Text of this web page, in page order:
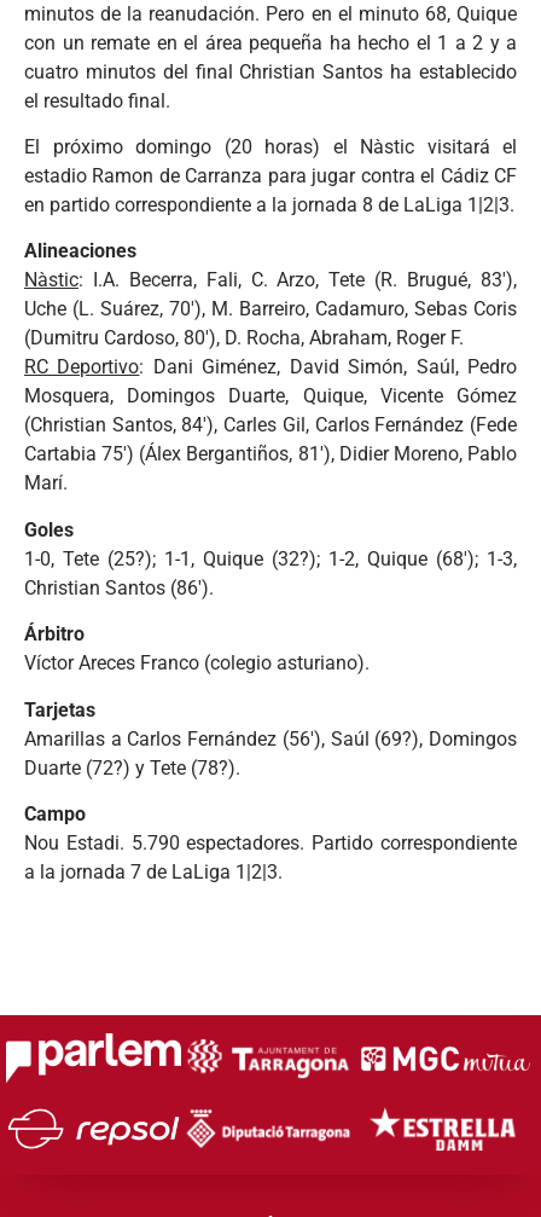
minutos de la reanudación. Pero en el minuto 68, Quique
con un remate en el área pequeña ha hecho el 1 a 2 y a
cuatro minutos del final Christian Santos ha establecido
el resultado final.
El próximo domingo (20 horas) el Nàstic visitará el
estadio Ramon de Carranza para jugar contra el Cádiz CF
en partido correspondiente a la jornada 8 de LaLiga 1|2|3.
Alineaciones
Nàstic: I.A. Becerra, Fali, C. Arzo, Tete (R. Brugué, 83′),
Uche (L. Suárez, 70′), M. Barreiro, Cadamuro, Sebas Coris
(Dumitru Cardoso, 80′), D. Rocha, Abraham, Roger F.
RC Deportivo: Dani Giménez, David Simón, Saúl, Pedro
Mosquera, Domingos Duarte, Quique, Vicente Gómez
(Christian Santos, 84′), Carles Gil, Carlos Fernández (Fede
Cartabia 75′) (Álex Bergantiños, 81′), Didier Moreno, Pablo
Marí.
Goles
1-0, Tete (25?); 1-1, Quique (32?); 1-2, Quique (68′); 1-3,
Christian Santos (86′).
Árbitro
Víctor Areces Franco (colegio asturiano).
Tarjetas
Amarillas a Carlos Fernández (56′), Saúl (69?), Domingos
Duarte (72?) y Tete (78?).
Campo
Nou Estadi. 5.790 espectadores. Partido correspondiente
a la jornada 7 de LaLiga 1|2|3.